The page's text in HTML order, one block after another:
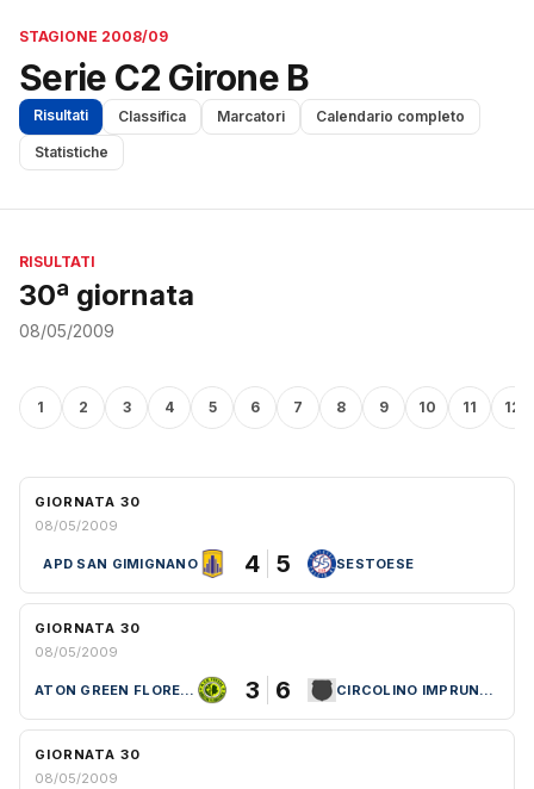
STAGIONE 2008/09
Serie C2 Girone B
Risultati Classifica Marcatori
Calendario completo
Statistiche
RISULTATI
30ª giornata
08/05/2009
1 2 3 4 5 6 7 8 9 10 11 12
GIORNATA 30
08/05/2009
APD SAN GIMIGNANO 4 5 SESTOESE
GIORNATA 30
08/05/2009
ATON GREEN FLORENCE 3 6 CIRCOLINO IMPRUNETA
GIORNATA 30
08/05/2009